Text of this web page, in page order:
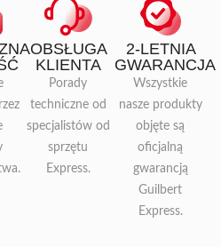
OBSŁUGA
KLIENTA
Porady
techniczne od
specjalistów od
sprzętu
Express.
2-LETNIA
GWARANCJA
Wszystkie
nasze produkty
objęte są
oficjalną
gwarancją
Guilbert
Express.